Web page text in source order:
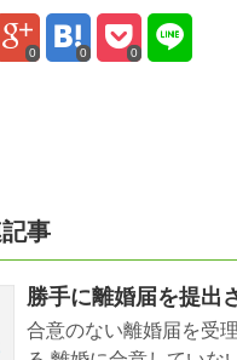
0 0 0
事
勝手に離婚届を提出
合意のない離婚届を受